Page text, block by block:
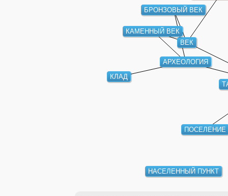
АРХЕОЛОГИЯ
ВЕК
ПОСЕЛЕНИЕ
БРОНЗОВЫЙ ВЕК
КАМЕННЫЙ ВЕК
КЛАД
НАСЕЛЕННЫЙ ПУНКТ